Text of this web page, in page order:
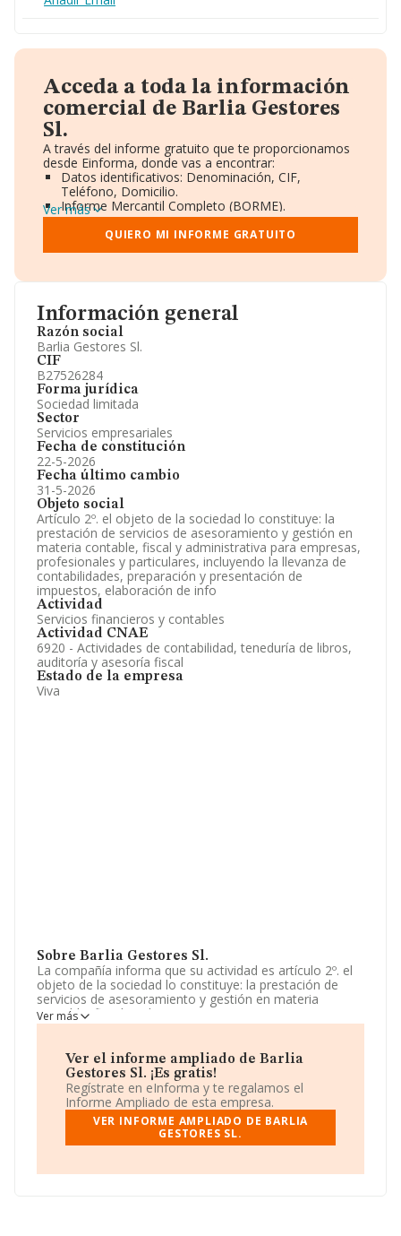
Información general
Razón social
Barlia Gestores Sl.
CIF
B27526284
Forma jurídica
Sociedad limitada
Sector
Servicios empresariales
Fecha de constitución
22-5-2026
Fecha último cambio
31-5-2026
Objeto social
Artículo 2º. el objeto de la sociedad lo constituye: la
prestación de servicios de asesoramiento y gestión en
materia contable, fiscal y administrativa para empresas,
profesionales y particulares, incluyendo la llevanza de
contabilidades, preparación y presentación de
impuestos, elaboración de info
Actividad
Servicios financieros y contables
Actividad CNAE
6920 - Actividades de contabilidad, teneduría de libros,
auditoría y asesoría fiscal
Estado de la empresa
Viva
Sobre Barlia Gestores Sl.
La compañía informa que su actividad es artículo 2º. el
objeto de la sociedad lo constituye: la prestación de
servicios de asesoramiento y gestión en materia
contable, fiscal y administrativa para empresas,
profesionales y particulares, incluyendo la llevanza de
impuestos, elaboración de info. La sociedad está
registrada como Sociedad Limitada. Su CNAE
corresponde a 6920 con código 'Actividades de
contabilidad, teneduría de libros, auditoría y asesoría
fiscal'. La compañía no tiene actividad en mercados
exteriores.
tiene su domicilio social establecido en Avenida
Ver más
Ver el informe ampliado de Barlia
Gestores Sl. ¡Es gratis!
Regístrate en eInforma y te regalamos el
Informe Ampliado de esta empresa.
VER INFORME AMPLIADO DE BARLIA
GESTORES SL.
Acceda a toda la información
comercial de Barlia Gestores
Sl.
A través del informe gratuito que te proporcionamos
desde Einforma, donde vas a encontrar:
Datos identificativos: Denominación, CIF,
Teléfono, Domicilio.
Informe Mercantil Completo (BORME).
Gráficos de Evolución Ventas y Empleados.
Consejo de Administración y Administradores.
Directivos y Ejecutivos.
Información oficial y registral complementaria.
Ver más
QUIERO MI INFORME GRATUITO